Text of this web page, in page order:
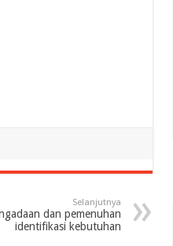
Selanjutnya
dan pemenuhan
identifikasi kebutuhan